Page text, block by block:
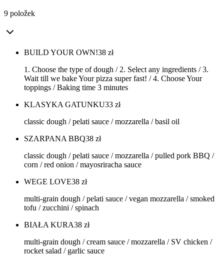
9 položek
BUILD YOUR OWN!38 zł
1. Choose the type of dough / 2. Select any ingredients / 3.
Wait till we bake Your pizza super fast! / 4. Choose Your
toppings / Baking time 3 minutes
KLASYKA GATUNKU33 zł
classic dough / pelati sauce / mozzarella / basil oil
SZARPANA BBQ38 zł
classic dough / pelati sauce / mozzarella / pulled pork BBQ /
corn / red onion / mayosriracha sauce
WEGE LOVE38 zł
multi-grain dough / pelati sauce / vegan mozzarella / smoked
tofu / zucchini / spinach
BIAŁA KURA38 zł
multi-grain dough / cream sauce / mozzarella / SV chicken /
rocket salad / garlic sauce